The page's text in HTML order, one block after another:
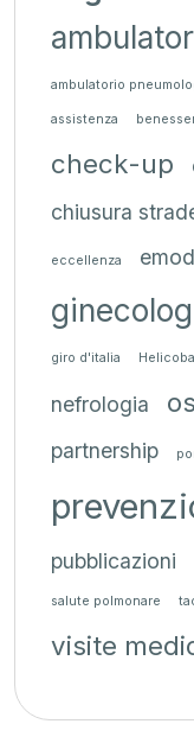
ambulatorio
assistenza
check-up
chiusura
eccellenza
giro d'italia
nefrologia
partnership
pubblicazioni
salute polmonare
visite